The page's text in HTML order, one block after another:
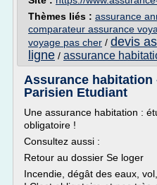
Thèmes liés : assurance
comparateur assurance
voyage pas cher / devis
ligne / assurance
Assurance habitation
Parisien Etudiant
Une assurance habitation :
obligatoire !
Consultez aussi :
Retour au dossier Se loger
Incendie, dégât des eaux,